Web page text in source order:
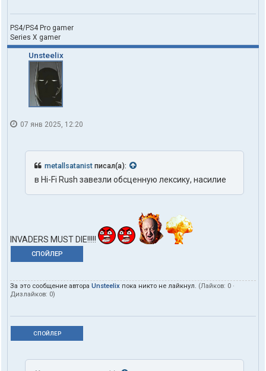
PS4/PS4 Pro gamer
Series X gamer
Unsteelix
07 янв 2025, 12:20
metallsatanist писал(а):
в Hi-Fi Rush завезли обсценную лексику, насилие
INVADERS MUST DIE!!!!!
СПОЙЛЕР
За это сообщение автора Unsteelix пока никто не лайкнул. (Лайков: 0 ·
Дизлайков: 0)
СПОЙЛЕР